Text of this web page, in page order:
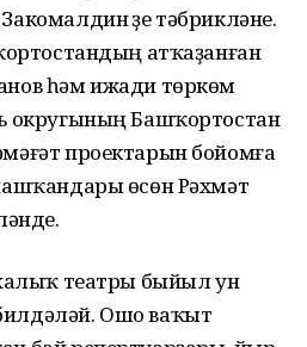
үҙе тәбрикләне.
атҡаҙанған
һәм ижади төркөм
округының Башҡортостан
проектарын бойомға
өсөн Рәхмәт
театры быйыл ун
Ошо ваҡыт